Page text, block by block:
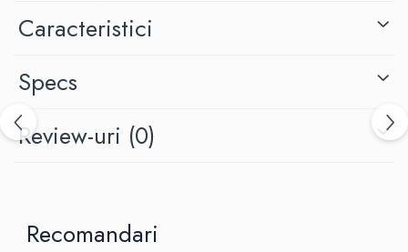
Caracteristici
Specs
Review-uri (0)
Recomandari